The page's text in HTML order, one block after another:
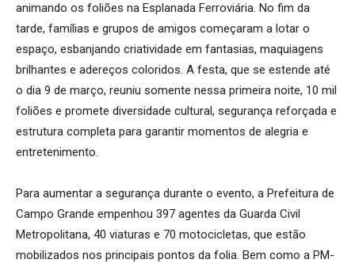
animando os foliões na Esplanada Ferroviária. No fim da
tarde, famílias e grupos de amigos começaram a lotar o
espaço, esbanjando criatividade em fantasias, maquiagens
brilhantes e adereços coloridos. A festa, que se estende até
o dia 9 de março, reuniu somente nessa primeira noite, 10 mil
foliões e promete diversidade cultural, segurança reforçada e
estrutura completa para garantir momentos de alegria e
entretenimento.
Para aumentar a segurança durante o evento, a Prefeitura de
Campo Grande empenhou 397 agentes da Guarda Civil
Metropolitana, 40 viaturas e 70 motocicletas, que estão
mobilizados nos principais pontos da folia. Bem como a PM-